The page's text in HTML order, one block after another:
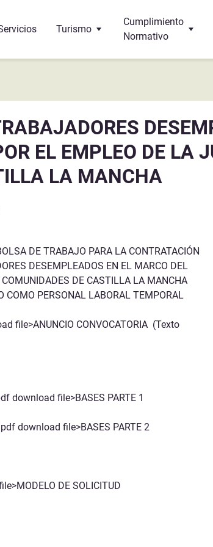
Turismo
¿Dónde comer y dormir?
Monumentos
Gastronomía
Cumplimiento
Normativo
Canal Interno de
EL EMPLEO DE LA
LA MANCHA
DE TRABAJO PARA LA CONTRATACIÓN
DESEMPLEADOS EN EL MARCO DEL
DE CASTILLA LA MANCHA
COMO PERSONAL LABORAL TEMPORAL
file>ANUNCIO CONVOCATORIA (Texto
download file>BASES PARTE 1
download file>BASES PARTE 2
DE SOLICITUD